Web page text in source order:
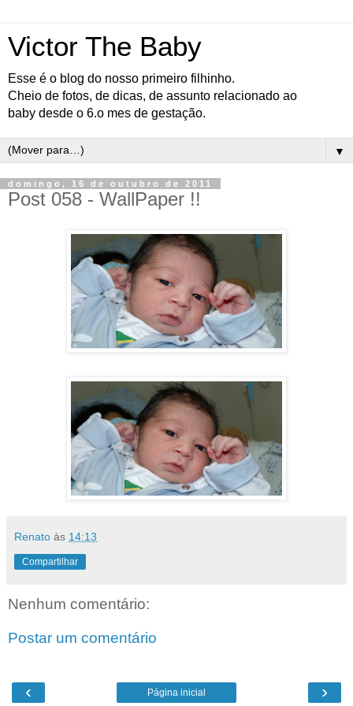
Victor The Baby
Esse é o blog do nosso primeiro filhinho.
Cheio de fotos, de dicas, de assunto relacionado ao
baby desde o 6.o mes de gestação.
▼
domingo, 16 de outubro de 2011
Post 058 - WallPaper !!
Renato às 14:13
Compartilhar
Nenhum comentário:
Postar um comentário
‹ ›
Página inicial